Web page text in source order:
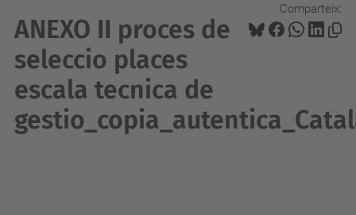
Comparteix:
ANEXO II proces de
seleccio places
escala tecnica de